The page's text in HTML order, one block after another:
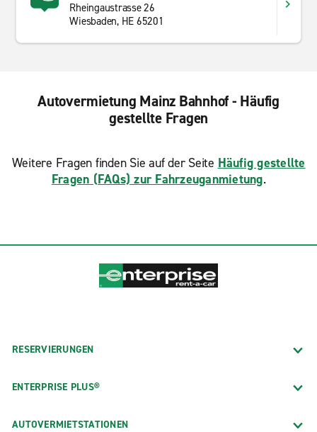
Rheingaustrasse 26
Wiesbaden, HE 65201
Autovermietung Mainz Bahnhof - Häufig
gestellte Fragen
Weitere Fragen finden Sie auf der Seite Häufig gestellte
Fragen (FAQs) zur Fahrzeuganmietung.
RESERVIERUNGEN
ENTERPRISE PLUS®
AUTOVERMIETSTATIONEN